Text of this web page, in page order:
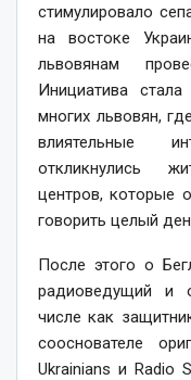
стимулировало
на востоке
львовянам
Инициатива
многих львовян,
влиятельные
откликнулись
центров, которые
говорить целый
После этого о
радиоведущий и
числе как
сооснователе
Ukrainians и Radio